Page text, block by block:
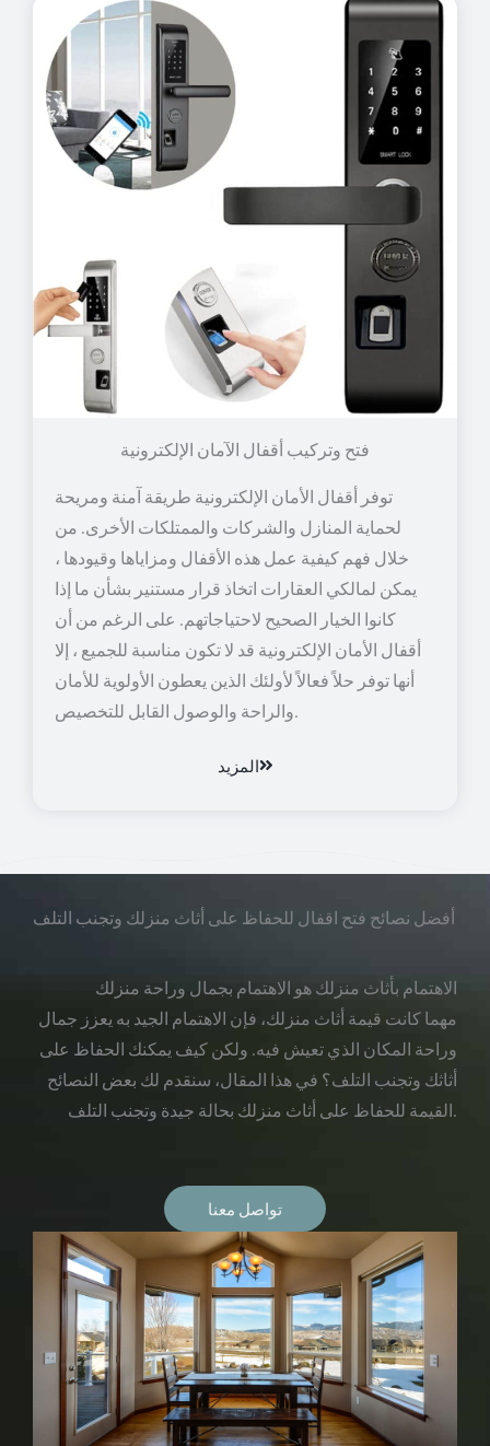
توفر أقفال الأمان الإلكترونية طريقة آمنة ومريحة
لحماية المنازل والشركات والممتلكات الأخرى. من
خلال فهم كيفية عمل هذه الأقفال ومزاياها وقيودها ،
يمكن لمالكي العقارات اتخاذ قرار مستنير بشأن ما إذا
كانوا الخيار الصحيح لاحتياجاتهم. على الرغم من أن
أقفال الأمان الإلكترونية قد لا تكون مناسبة للجميع ، إلا
أنها توفر حلاً فعالاً لأولئك الذين يعطون الأولوية للأمان
والراحة والوصول القابل للتخصيص.
المزيد
أفضل نصائح فتح اقفال للحفاظ على أثاث منزلك وتجنب التلف
الاهتمام بأثاث منزلك هو الاهتمام بجمال وراحة منزلك
مهما كانت قيمة أثاث منزلك، فإن الاهتمام الجيد به يعزز جمال
وراحة المكان الذي تعيش فيه. ولكن كيف يمكنك الحفاظ على
أثاثك وتجنب التلف؟ في هذا المقال، سنقدم لك بعض النصائح
القيمة للحفاظ على أثاث منزلك بحالة جيدة وتجنب التلف.
تواصل معنا